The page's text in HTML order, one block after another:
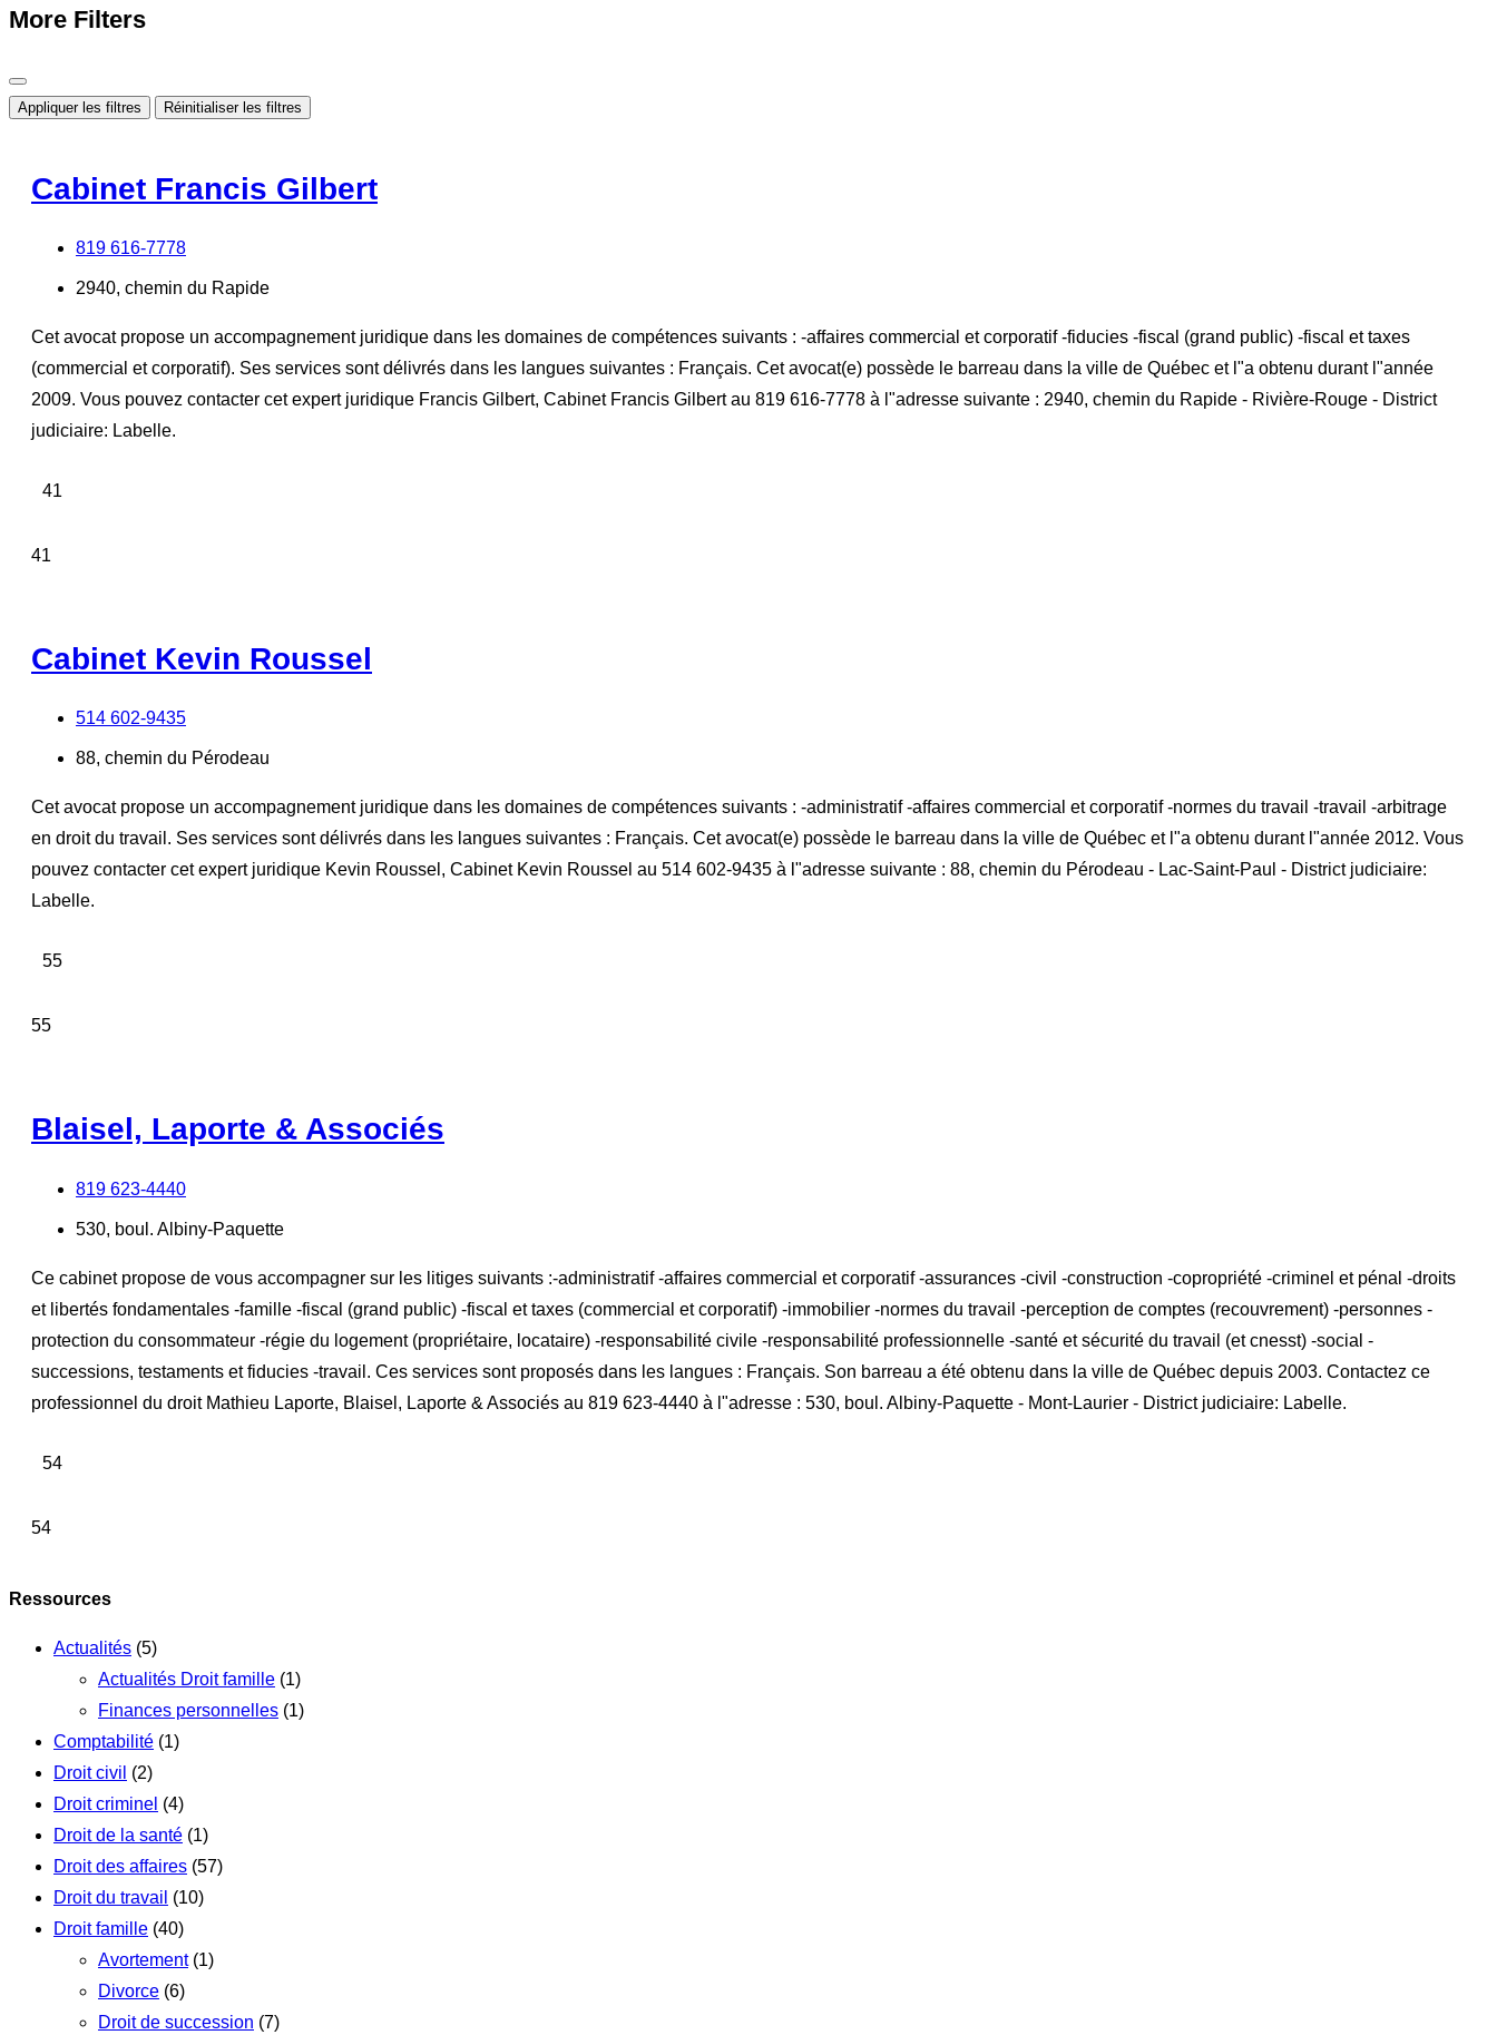
More Filters
Appliquer les filtres Réinitialiser les filtres
Cabinet Francis Gilbert
819 616-7778
2940, chemin du Rapide
Cet avocat propose un accompagnement juridique dans les domaines de compétences suivants : -affaires commercial et corporatif -fiducies -fiscal (grand public) -fiscal et taxes
(commercial et corporatif). Ses services sont délivrés dans les langues suivantes : Français. Cet avocat(e) possède le barreau dans la ville de Québec et l"a obtenu durant l"année
2009. Vous pouvez contacter cet expert juridique Francis Gilbert, Cabinet Francis Gilbert au 819 616-7778 à l"adresse suivante : 2940, chemin du Rapide - Rivière-Rouge - District
judiciaire: Labelle.
41
41
Cabinet Kevin Roussel
514 602-9435
88, chemin du Pérodeau
Cet avocat propose un accompagnement juridique dans les domaines de compétences suivants : -administratif -affaires commercial et corporatif -normes du travail -travail -arbitrage
en droit du travail. Ses services sont délivrés dans les langues suivantes : Français. Cet avocat(e) possède le barreau dans la ville de Québec et l"a obtenu durant l"année 2012. Vous
pouvez contacter cet expert juridique Kevin Roussel, Cabinet Kevin Roussel au 514 602-9435 à l"adresse suivante : 88, chemin du Pérodeau - Lac-Saint-Paul - District judiciaire:
Labelle.
55
55
Blaisel, Laporte & Associés
819 623-4440
530, boul. Albiny-Paquette
Ce cabinet propose de vous accompagner sur les litiges suivants :-administratif -affaires commercial et corporatif -assurances -civil -construction -copropriété -criminel et pénal -droits
et libertés fondamentales -famille -fiscal (grand public) -fiscal et taxes (commercial et corporatif) -immobilier -normes du travail -perception de comptes (recouvrement) -personnes -
protection du consommateur -régie du logement (propriétaire, locataire) -responsabilité civile -responsabilité professionnelle -santé et sécurité du travail (et cnesst) -social -
successions, testaments et fiducies -travail. Ces services sont proposés dans les langues : Français. Son barreau a été obtenu dans la ville de Québec depuis 2003. Contactez ce
professionnel du droit Mathieu Laporte, Blaisel, Laporte & Associés au 819 623-4440 à l"adresse : 530, boul. Albiny-Paquette - Mont-Laurier - District judiciaire: Labelle.
54
54
Ressources
Actualités (5)
Actualités Droit famille (1)
Finances personnelles (1)
Comptabilité (1)
Droit civil (2)
Droit criminel (4)
Droit de la santé (1)
Droit des affaires (57)
Droit du travail (10)
Droit famille (40)
Avortement(1)
Divorce (6)
Droit de succession (7)